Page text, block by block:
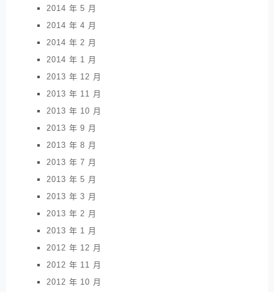
2014 年 5 月
2014 年 4 月
2014 年 2 月
2014 年 1 月
2013 年 12 月
2013 年 11 月
2013 年 10 月
2013 年 9 月
2013 年 8 月
2013 年 7 月
2013 年 5 月
2013 年 3 月
2013 年 2 月
2013 年 1 月
2012 年 12 月
2012 年 11 月
2012 年 10 月